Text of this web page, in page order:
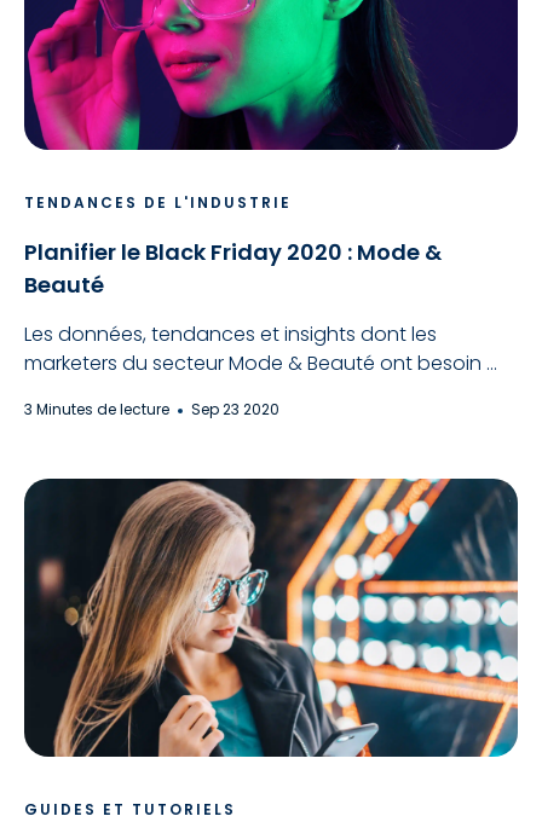
TENDANCES DE L'INDUSTRIE
Planifier le Black Friday 2020 : Mode &
Beauté
Les données, tendances et insights dont les
marketers du secteur Mode & Beauté ont besoin ...
3 Minutes de lecture Sep 23 2020
GUIDES ET TUTORIELS